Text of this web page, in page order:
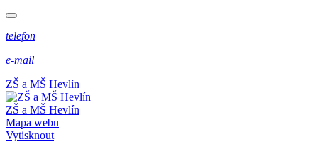
telefon
e-mail
ZŠ a MŠ Hevlín
ZŠ a MŠ Hevlín
Mapa webu
Vytisknout